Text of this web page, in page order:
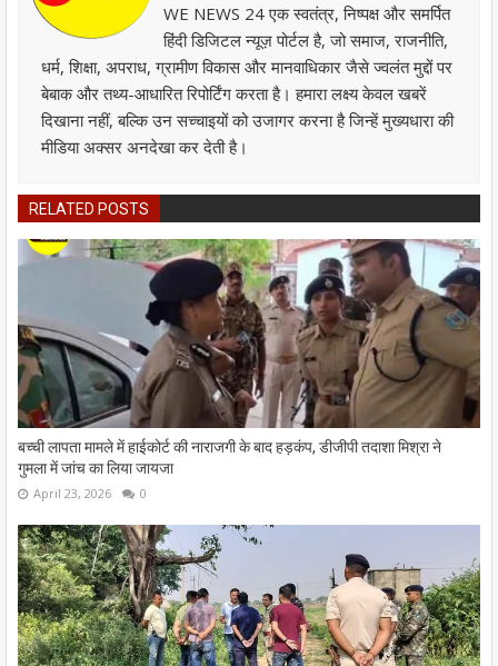
WE NEWS 24 एक स्वतंत्र, निष्पक्ष और समर्पित
हिंदी डिजिटल न्यूज़ पोर्टल है, जो समाज, राजनीति,
धर्म, शिक्षा, अपराध, ग्रामीण विकास और मानवाधिकार जैसे ज्वलंत मुद्दों पर
बेबाक और तथ्य-आधारित रिपोर्टिंग करता है। हमारा लक्ष्य केवल खबरें
दिखाना नहीं, बल्कि उन सच्चाइयों को उजागर करना है जिन्हें मुख्यधारा की
मीडिया अक्सर अनदेखा कर देती है।
RELATED POSTS
बच्ची लापता मामले में हाईकोर्ट की नाराजगी के बाद हड़कंप, डीजीपी तदाशा मिश्रा ने
गुमला में जांच का लिया जायजा
April 23, 2026 0